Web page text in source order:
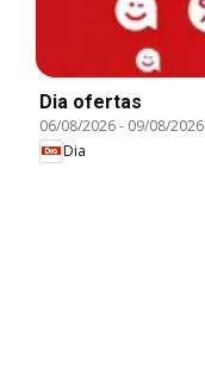
Dia ofertas
06/08/2026- 09/08/2026
Dia